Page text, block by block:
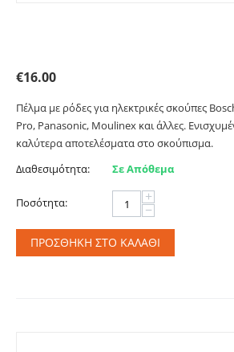
€16.00
Πέλμα με ρόδες για ηλεκτρικές σκούπες
Pro, Panasonic, Moulinex και άλλες.
καλύτερα αποτελέσματα στο σκούπισμα.
Διαθεσιμότητα:
Σε Απόθεμα
Ποσότητα: +
−
ΠΡΟΣΘΉΚΗ ΣΤΟ ΚΑΛΆΘΙ